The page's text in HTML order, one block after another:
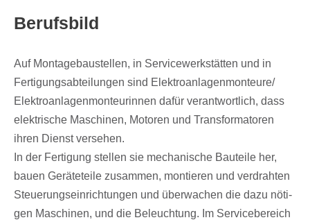
Berufs­bild
Auf Monta­ge­bau­stel­len, in Service­werk­stät­ten und in
Ferti­gungs­ab­tei­lun­gen sind Elektroanlagenmonteure/​
Elektroanlagenmonteurinnen dafür verant­wort­lich, dass
elek­tri­sche Maschi­nen, Moto­ren und Trans­for­ma­to­ren
ihren Dienst versehen.
In der Ferti­gung stel­len sie mecha­ni­sche Bauteile her,
bauen Gerä­te­teile zusam­men, montie­ren und verdrah­ten
Steue­rungs­ein­rich­tun­gen und über­wa­chen die dazu nöti­
gen Maschi­nen, und die Beleuch­tung. Im Service­be­reich